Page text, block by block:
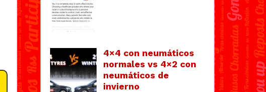
4×4 con neumáticos
normales vs 4×2 con
neumáticos de
invierno